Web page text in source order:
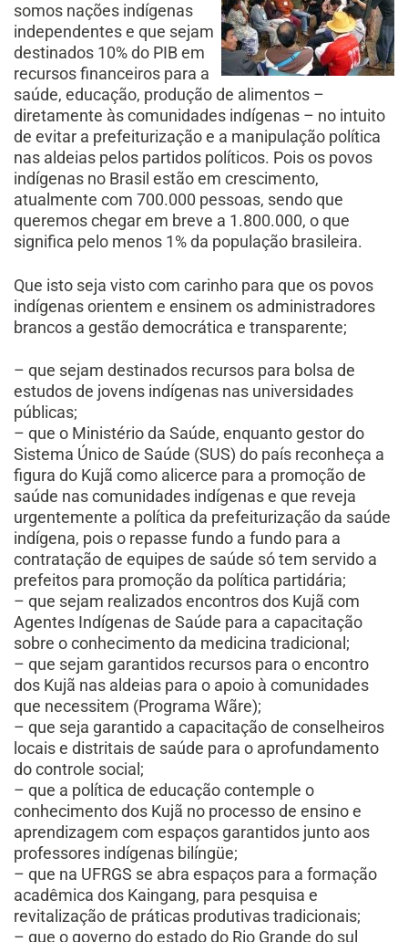
somos nações indígenas
independentes e que sejam
destinados 10% do PIB em
recursos financeiros para a
saúde, educação, produção de alimentos –
diretamente às comunidades indígenas – no intuito
de evitar a prefeiturização e a manipulação política
nas aldeias pelos partidos políticos. Pois os povos
indígenas no Brasil estão em crescimento,
atualmente com 700.000 pessoas, sendo que
queremos chegar em breve a 1.800.000, o que
significa pelo menos 1% da população brasileira.
Que isto seja visto com carinho para que os povos
indígenas orientem e ensinem os administradores
brancos a gestão democrática e transparente;
– que sejam destinados recursos para bolsa de
estudos de jovens indígenas nas universidades
públicas;
– que o Ministério da Saúde, enquanto gestor do
Sistema Único de Saúde (SUS) do país reconheça a
figura do Kujã como alicerce para a promoção de
saúde nas comunidades indígenas e que reveja
urgentemente a política da prefeiturização da saúde
indígena, pois o repasse fundo a fundo para a
contratação de equipes de saúde só tem servido a
prefeitos para promoção da política partidária;
– que sejam realizados encontros dos Kujã com
Agentes Indígenas de Saúde para a capacitação
sobre o conhecimento da medicina tradicional;
– que sejam garantidos recursos para o encontro
dos Kujã nas aldeias para o apoio à comunidades
que necessitem (Programa Wãre);
– que seja garantido a capacitação de conselheiros
locais e distritais de saúde para o aprofundamento
do controle social;
– que a política de educação contemple o
conhecimento dos Kujã no processo de ensino e
aprendizagem com espaços garantidos junto aos
professores indígenas bilíngüe;
– que na UFRGS se abra espaços para a formação
acadêmica dos Kaingang, para pesquisa e
revitalização de práticas produtivas tradicionais;
– que o governo do estado do Rio Grande do sul